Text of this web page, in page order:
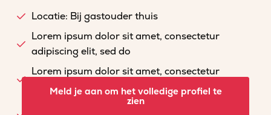
Locatie: Bij gastouder thuis
Lorem ipsum dolor sit amet, consectetur
adipiscing elit, sed do
Lorem ipsum dolor sit amet, consectetur
adipiscing elit, sed do
Lorem ipsum dolor sit amet, consectetur
Meld je aan om het volledige profiel te
zien